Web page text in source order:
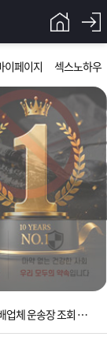
이페이지 섹스노하우
입금확인이 안되는 상황을 대비해 꼭 입금후 고객센터 연락바랍니다.
[운송장번호 조회법]배송조회 및 국내 택배업체 운송장 조회 하는법